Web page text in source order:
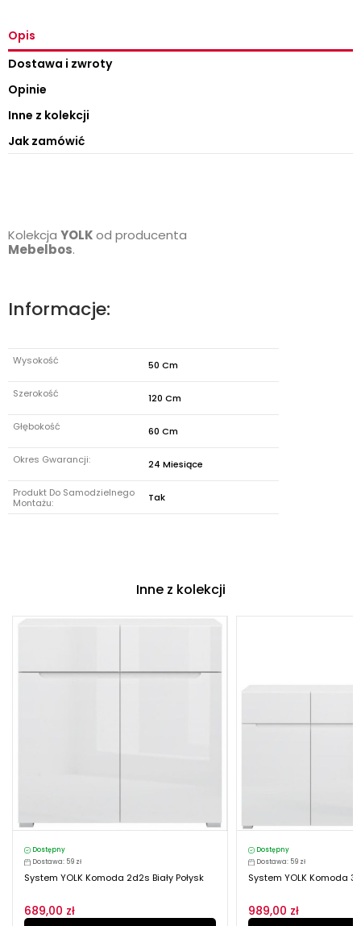
Opis
Dostawa i zwroty
Opinie
Inne z kolekcji
Jak zamówić
Kolekcja YOLKod producenta
Mebelbos.
Informacje:
Wysokość 50 Cm
Szerokość 120 Cm
Głębokość 60 Cm
Okres Gwarancji: 24 Miesiące
Produkt Do Samodzielnego
Montażu:
Tak
Inne z kolekcji
Dostępny
Dostawa: 59 zł
System YOLK Komoda 2d2s Biały Połysk
689,00 zł
Dostępny
Dostawa: 59 zł
System YOLK Komoda
989,00 zł